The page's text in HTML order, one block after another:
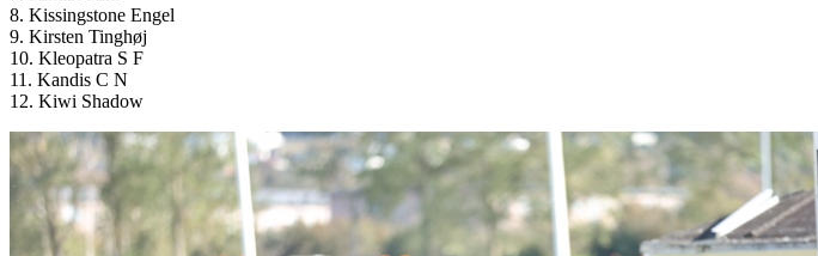
8. Kissingstone Engel
9. Kirsten Tinghøj
10. Kleopatra S F
11. Kandis C N
12. Kiwi Shadow